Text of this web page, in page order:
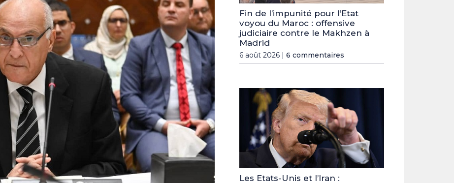
Fin de l’impunité pour l’Etat
voyou du Maroc : offensive
judiciaire contre le Makhzen à
Madrid
6 août 2026 | 6 commentaires
Les Etats-Unis et l’Iran :